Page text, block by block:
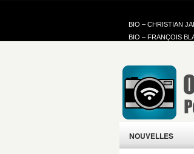
BIO – CHRISTIAN
BIO – FRANÇOIS
NOUVELLES